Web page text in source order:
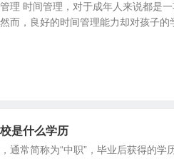
理 时间管理，对于成年人来说都是
而，良好的时间管理能力却对孩子的
是什么学历
通常简称为“中职”，毕业后获得的